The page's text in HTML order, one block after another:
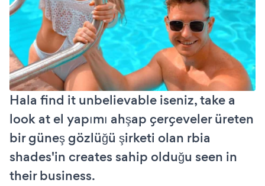
Hala find it unbelievable iseniz, take a
look at el yapımı ahşap çerçeveler üreten
bir güneş gözlüğü şirketi olan rbia
shades'in creates sahip olduğu seen in
their business.